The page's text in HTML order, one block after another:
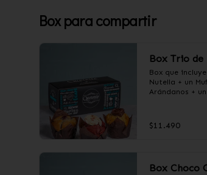
Box para compartir
Box Trio de
Box que
Nutella + un
Arándanos +
$11.490
Box Choco